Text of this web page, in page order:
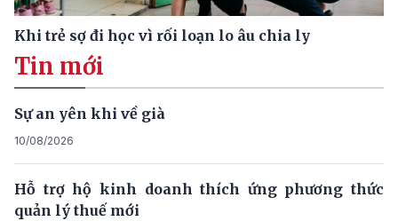
Khi trẻ sợ đi học vì rối loạn lo âu chia ly
Tin mới
Sự an yên khi về già
10/08/2026
Hỗ trợ hộ kinh doanh thích ứng phương thức
quản lý thuế mới